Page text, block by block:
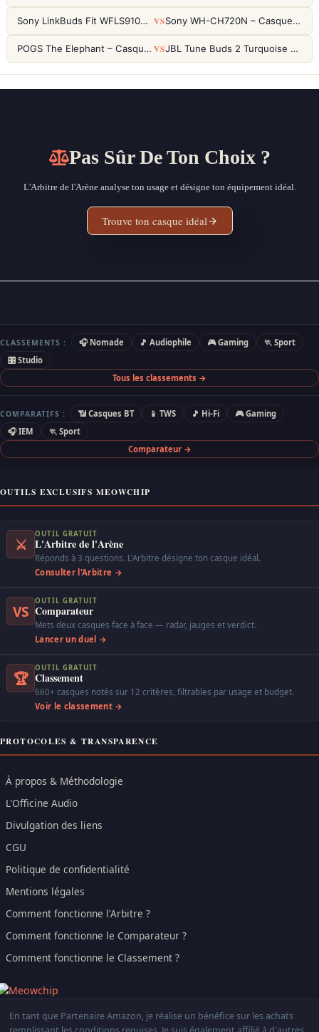
Sony LinkBuds Fit WFLS910NW Blanc – Écouteurs Sport Ailes ANC VS Sony WH-CH720N – Casque ANC 35h, Ultra-léger (192g) avec Processeur V1
POGS The Elephant – Casque Filaire Enfants 85dB POGS-Safe™ (Éco-Responsable) VS JBL Tune Buds 2 Turquoise – Écouteurs True Wireless avec ANC et autonomie 48h
Pas Sûr De Ton Choix ?
L'Arbitre de l'Arène analyse ton usage et désigne ton équipement idéal.
Trouve ton casque idéal
CLASSEMENTS : 🎧 Nomade 🎵 Audiophile 🎮 Gaming
🏃 Sport
🎛 Studio
Tous les classements →
COMPARATIFS : 📶 Casques BT 📱 TWS 🎵 Hi-Fi
🎮 Gaming
🎧 IEM
🏃 Sport
Comparateur →
OUTILS EXCLUSIFS MEOWCHIP
⚔
OUTIL GRATUIT
L'Arbitre de l'Arène
Réponds à 3 questions. L'Arbitre désigne ton casque idéal.
Consulter l'Arbitre →
VS
OUTIL GRATUIT
Comparateur
Mets deux casques face à face — radar, jauges et verdict.
Lancer un duel →
🏆
OUTIL GRATUIT
Classement
660+ casques notés sur 12 critères, filtrables par usage et budget.
Voir le classement →
PROTOCOLES & TRANSPARENCE
À propos & Méthodologie
L'Officine Audio
Divulgation des liens
CGU
Politique de confidentialité
Mentions légales
Comment fonctionne l'Arbitre ?
Comment fonctionne le Comparateur ?
Comment fonctionne le Classement ?
En tant que Partenaire Amazon, je réalise un bénéfice sur les achats